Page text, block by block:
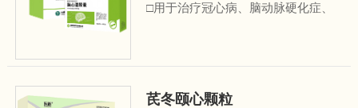
□用于治疗冠心病、脑动脉硬化症、
芪冬颐心颗粒